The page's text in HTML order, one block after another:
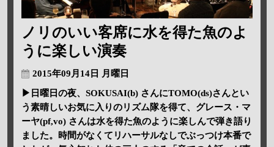
ノリのいい客席に水を得た魚のよ
うに楽しい演奏
2015年09月14日 月曜日
▶日曜日の夜、SOKUSAI(b) さんにTOMO(ds)さんとい
う素晴しいお気に入りのリズム隊を得て、グレース・マ
ーヤ(pf,vo) さんは水を得た魚のように楽しんで弾き語り
ました。時間がなくてリハーサルなしでぶっつけ本番で